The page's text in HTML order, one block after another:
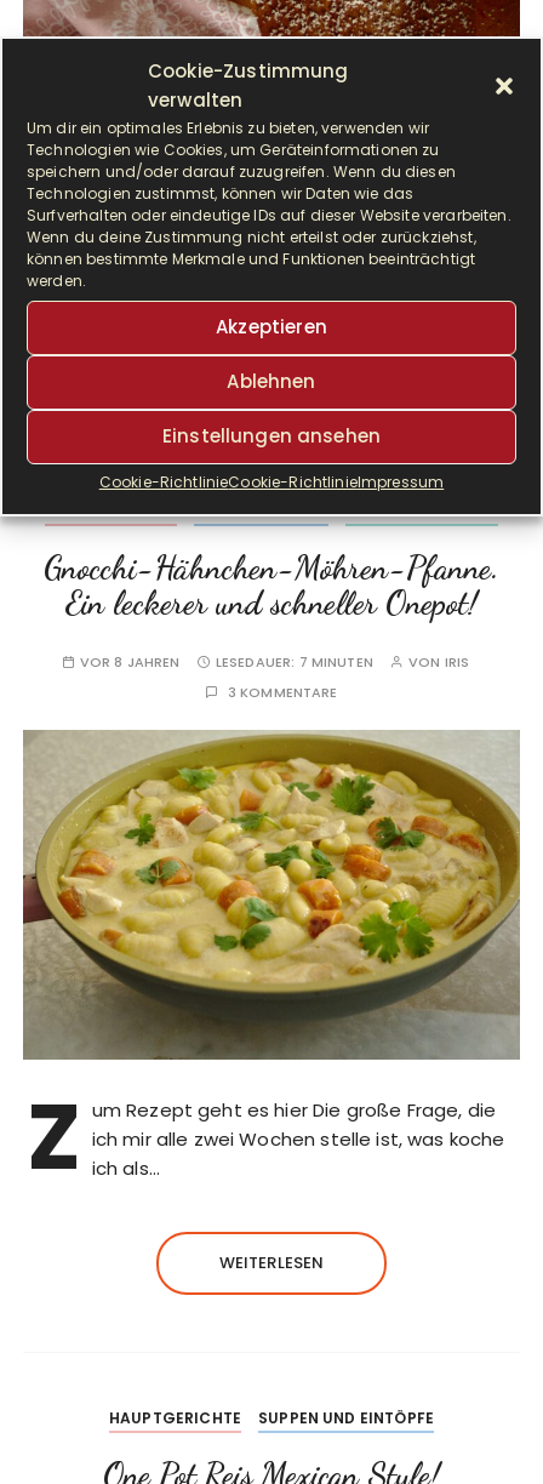
Cookie-Zustimmung
verwalten
Um dir ein optimales Erlebnis zu bieten, verwenden wir
Technologien wie Cookies, um Geräteinformationen zu
speichern und/oder darauf zuzugreifen. Wenn du diesen
Technologien zustimmst, können wir Daten wie das
Surfverhalten oder eindeutige IDs auf dieser Website verarbeiten.
Wenn du deine Zustimmung nicht erteilst oder zurückziehst,
können bestimmte Merkmale und Funktionen beeinträchtigt
werden.
Akzeptieren
Ablehnen
Einstellungen ansehen
Cookie-RichtlinieCookie-RichtlinieImpressum
C remige Nudeln mit leckerem Spinat und
verfeinert mit Parmesan. Zusammen in
einem Topf gegart, innerhalb von 20 Minuten
ist das…
WEITERLESEN
HAUPTGERICHTE KRUPS COOK4ME KRUPS PREP&COOK
Gnocchi-Hähnchen-Möhren-Pfanne.
Ein leckerer und schneller Onepot!
VOR 8 JAHREN LESEDAUER: 7 MINUTEN VON IRIS
3 KOMMENTARE
Z
um Rezept geht es hier Die große Frage, die
ich mir alle zwei Wochen stelle ist, was koche
ich als…
WEITERLESEN
HAUPTGERICHTE SUPPEN UND EINTÖPFE
One Pot Reis Mexican Style!